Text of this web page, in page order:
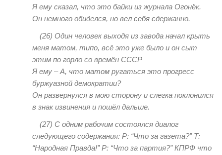
Я ему сказал, что это байки из журнала Огонёк.
Он немного обиделся, но вел себя сдержанно.
(26) Один человек выходя из завода начал крыть
меня матом, типо, всё это уже было и он сыт
этим по горло со времён СССР
Я ему – А, что матом ругаться это прогресс
буржуазной демократии?
Он развернулся в мою сторону и слегка поклонился
в знак извинения и пошёл дальше.
(27) С одним рабочим состоялся диалог
следующего содержания: Р: “Что за газета?” Т:
“Народная Правда!” Р: “Что за партия?” КПРФ что